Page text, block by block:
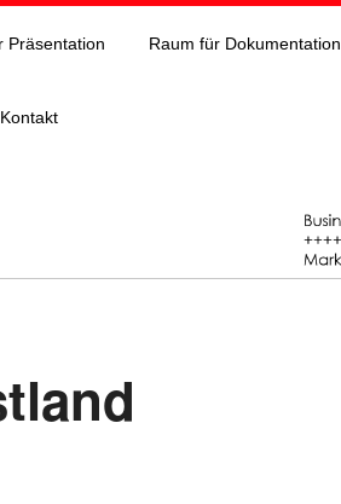
Präsentation Raum für Dokumentation
Kontakt